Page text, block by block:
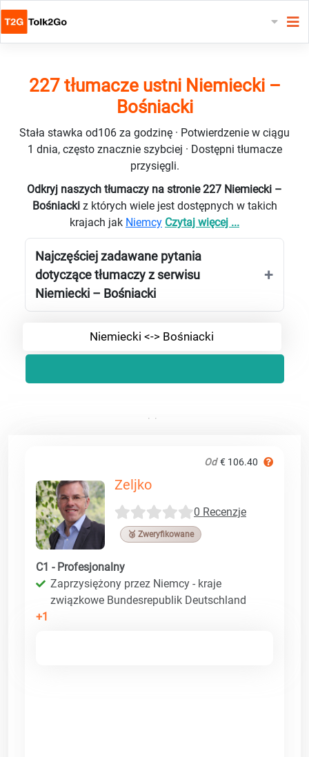
227 tłumacze ustni Niemiecki –
Bośniacki
Stała stawka od106 za godzinę · Potwierdzenie w ciągu
1 dnia, często znacznie szybciej · Dostępni tłumacze
przysięgli.
Odkryj naszych tłumaczy na stronie 227 Niemiecki –
Bośniacki z których wiele jest dostępnych w takich
krajach jak Niemcy Czytaj więcej ...
Najczęściej zadawane pytania
dotyczące tłumaczy z serwisu
Niemiecki – Bośniacki
Niemiecki <-> Bośniacki
Od € 106.40
Zeljko
0 Recenzje
🥉 Zweryfikowane
C1 - Profesjonalny
Zaprzysiężony przez Niemcy - kraje
związkowe Bundesrepublik Deutschland
+1